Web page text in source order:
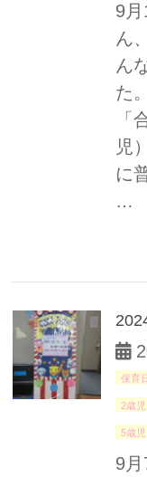
9
ん
ん
た
「
児
に
…
保育
2歳
5歳
9